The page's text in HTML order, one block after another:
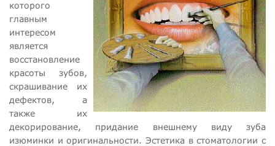
которого
главным
интересом
является
восстановление
красоты зубов,
скрашивание их
дефектов, а
также их
декорирование, придание внешнему виду зуба
изюминки и оригинальности. Эстетика в стоматологии с